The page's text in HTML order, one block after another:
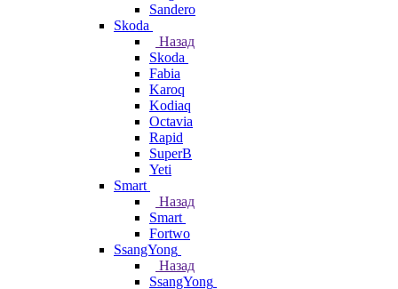
Sandero
Skoda
Назад
Skoda
Fabia
Karoq
Kodiaq
Octavia
Rapid
SuperB
Yeti
Smart
Назад
Smart
Fortwo
SsangYong
Назад
SsangYong